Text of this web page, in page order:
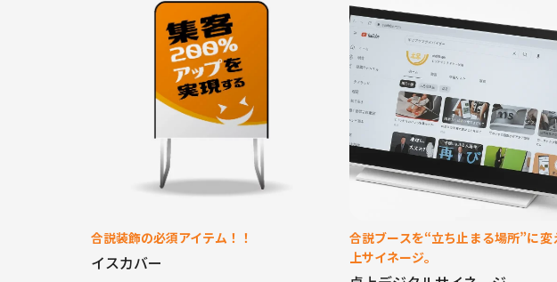
合説装飾の必須アイテム！！
イスカバー
合説ブースを“立ち止まる場所”に変
上サイネージ。